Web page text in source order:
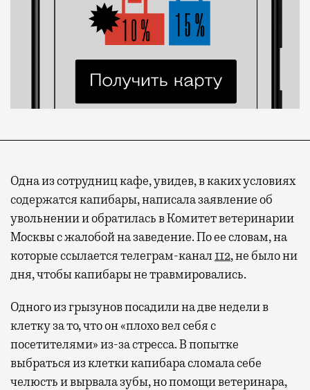
Одна из сотрудниц кафе, увидев, в каких условиях
содержатся капибары, написала заявление об
увольнении и обратилась в Комитет ветеринарии
Москвы с жалобой на заведение. По ее словам, на
которые ссылается телеграм-канал112, не было ни
дня, чтобы капибары не травмировались.
Одного из грызунов посадили на две недели в
клетку за то, что он «плохо вел себя с
посетителями» из-за стресса. В попытке
выбраться из клетки капибара сломала себе
челюсть и вырвала зубы, но помощи ветеринара,